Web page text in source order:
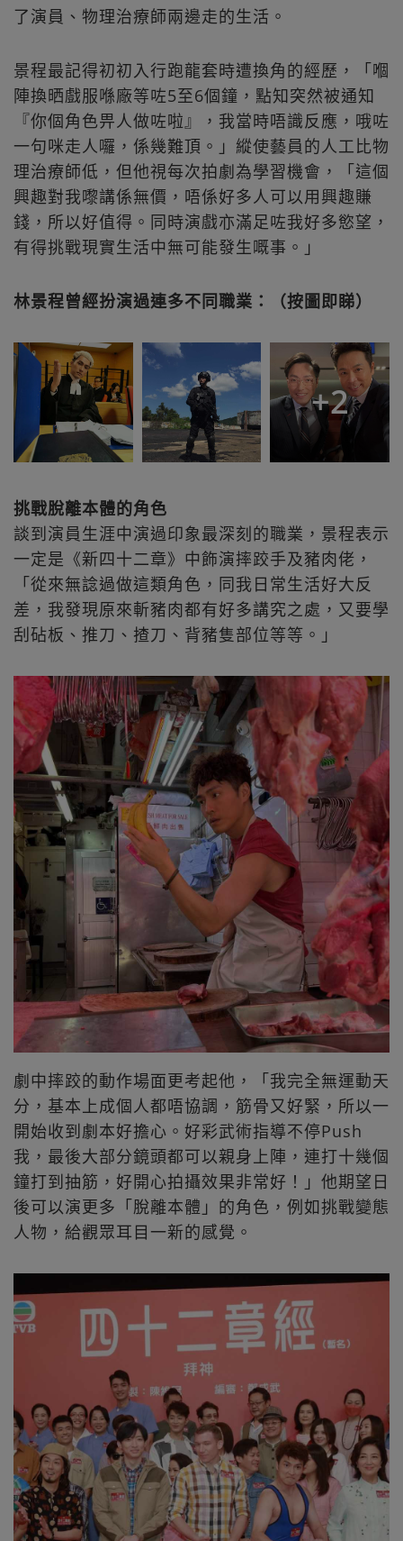
了演員、物理治療師兩邊走的生活。
景程最記得初初入行跑龍套時遭換角的經歷，「嗰
陣換晒戲服喺廠等咗5至6個鐘，點知突然被通知
『你個角色畀人做咗啦』，我當時唔識反應，哦咗
一句咪走人囉，係幾難頂。」縱使藝員的人工比物
理治療師低，但他視每次拍劇為學習機會，「這個
興趣對我嚟講係無價，唔係好多人可以用興趣賺
錢，所以好值得。同時演戲亦滿足咗我好多慾望，
有得挑戰現實生活中無可能發生嘅事。」
林景程曾經扮演過連多不同職業：（按圖即睇）
+2
挑戰脫離本體的角色
談到演員生涯中演過印象最深刻的職業，景程表示
一定是《新四十二章》中飾演摔跤手及豬肉佬，
「從來無諗過做這類角色，同我日常生活好大反
差，我發現原來斬豬肉都有好多講究之處，又要學
刮砧板、推刀、揸刀、背豬隻部位等等。」
劇中摔跤的動作場面更考起他，「我完全無運動天
分，基本上成個人都唔協調，筋骨又好緊，所以一
開始收到劇本好擔心。好彩武術指導不停Push
我，最後大部分鏡頭都可以親身上陣，連打十幾個
鐘打到抽筋，好開心拍攝效果非常好！」他期望日
後可以演更多「脫離本體」的角色，例如挑戰變態
人物，給觀眾耳目一新的感覺。